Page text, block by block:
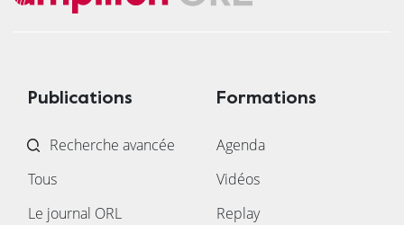
Publications
Recherche avancée
Tous
Le journal ORL
Formations
Agenda
Vidéos
Replay